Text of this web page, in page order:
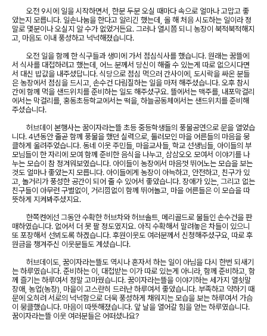
오전 9시에 일을 시작하면서, 한분 두분 오실 때마다 속으로 얼마나 고맙고 좋
았는지 모릅니다. 일손나눔을 한다고 알리긴 했는데, 올 해 처음 시도하는 일이라 정
말로 몇분이나 오실지 알 수가 없었거든요. 그러나 열시쯤 되니 농장이 북적북적해지
고, 마음도 이내 풍성하고 넉넉해졌습니다.
오전 일을 함께 한 식구들과 생미에 가서 점심식사를 했습니다. 원래는 꿈뜰에
서 식사를 대접하려고 했는데, 어느 분께서 당신이 해줄 수 있는게 따로 없으시다면
서 대신 밥값을 내주셨답니다. 식당으로 점심 먹으러 간사이에, 도시락을 싸온 분들
은 농장에서 점심을 드시고, 손수건 다림질하는 일을 마저 해주셨습니다. 오후 참시
간에 함께 먹을 샌드위치를 준비하는 일도 해주셨구요. 뜰에서는 맥주를, 내포막걸리
에서는 막걸리를, 홍동초등학교에서는 떡을, 하늘공동체에서는 샌드위치를 준비해
주셨습니다.
허브데이 본행사는 꿈이자라는뜰 초등 중등학생들의 풍물공연으로 문을 열었습
니다. 4년동안 줄곧 함께 풍물을 했던 실력으로, 둘러모인 마을 어른들의 마음을 뭉
클하게 울려주었습니다. 동네 이웃 주민들, 마을교사들, 학교 선생님들, 아이들의 부
모님들이 한 자리에 모여 함께 준비한 음식을 나누고, 삼삼오오 모여서 이야기를 나
누는 모습이 참 정겨워보였습니다. 아이들이 농장에서 마음껏 뛰어노는 모습을 보는
것도 얼마나 좋았는지 모릅니다. 아이들에게 농장이 아늑하고, 안전하고, 친구가 있
고, 놀거리가 풍성한 공간이 되어 줄 수 있어서 좋았습니다. 장애가 있는, 그리고 없는
친구들이 아무런 구별없이, 거리낌없이 함께 뛰어놀고, 마을 어른들은 이 모습을 따
뜻하게 지켜봐주셨지요.
한쪽켠에선 그동안 수확한 허브차와 허브솔트, 메리골드로 물들인 손수건을 판
매하였습니다. 없어서 더 못 팔 정도였지요. 아직 수확해서 말려놓은 차들이 있으니
또 포장해서 선뵈도록 하겠습니다. 후원이웃도 여러분께서 신청해주셨구요, 따로 후
원금을 챙겨주신 이웃분들도 계셨습니다.
허브데이도, 꿈이자라는뜰도 역시나 혼자서 하는 일이 아님을 다시 한번 되새기
는 하루였습니다. 준비하는 이, 대접받는 이가 따로 있는게 아니라, 함께 준비하고, 함
께 즐기는 하루여서 정말 고마웠습니다. 꿈이자라는뜰을 이야기하는 세가지 열쇳말
장애, 농업(농장), 마을이 고스란히 드러난 하루여서 좋았습니다. 부족하고 약하기 때
문에 오히려 서로의 넉넉함으로 더욱 풍성하게 채워지는 모습을 보는 하루여서 가슴
이 뭉클했습니다. 마음이 따뜻해졌습니다. 앞 날을 열어갈 힘을 얻는 하루였습니다.
꿈이자라는뜰 이웃 여러분들은 어떠셨나요?